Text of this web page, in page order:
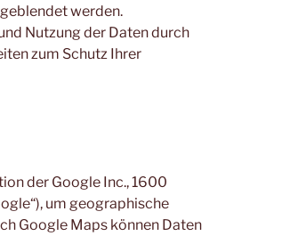
werden.
Nutzung der Daten durch
zum Schutz Ihrer
der Google Inc., 1600
um geographische
Google Maps können Daten